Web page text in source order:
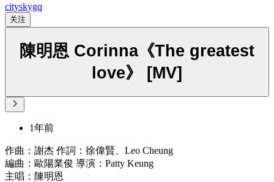
cityskygq
关注
陳明恩 Corinna《The greatest
love》 [MV]
1年前
作曲：謝杰 作詞：徐偉賢、Leo Cheung
編曲：歐陽業俊 導演：Patty Keung
主唱：陳明恩